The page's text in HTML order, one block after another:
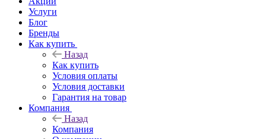
Услуги
Блог
Бренды
Как купить
Назад
Как купить
Условия оплаты
Условия доставки
Гарантия на товар
Компания
Назад
Компания